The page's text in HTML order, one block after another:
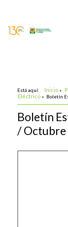
Está aquí: Inicio »
Eléctrico » Boletín
Boletín
/ Octubre